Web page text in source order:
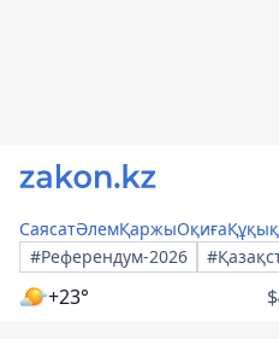
СаясатӘлемҚаржыОқиғаҚұқық
#Референдум-2026
+23° $